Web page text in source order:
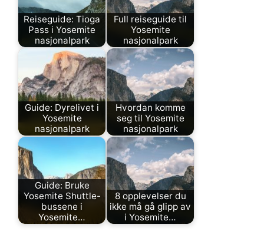
Reiseguide: Tioga
Pass i Yosemite
nasjonalpark
Full reiseguide til
Yosemite
nasjonalpark
Guide: Dyrelivet i
Yosemite
nasjonalpark
Hvordan komme
seg til Yosemite
nasjonalpark
Guide: Bruke
Yosemite Shuttle-
bussene i
Yosemite…
8 opplevelser du
ikke må gå glipp av
i Yosemite…